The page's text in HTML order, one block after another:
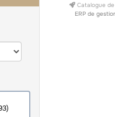
(93)
Catalogue de
ERP de